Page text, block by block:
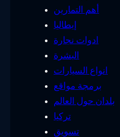
أهم التمارين
إيطاليا
ادوات نجارة
البشرة
انواع السيارات
برمجة مواقع
بلدان حول العالم
تركيا
تسويق